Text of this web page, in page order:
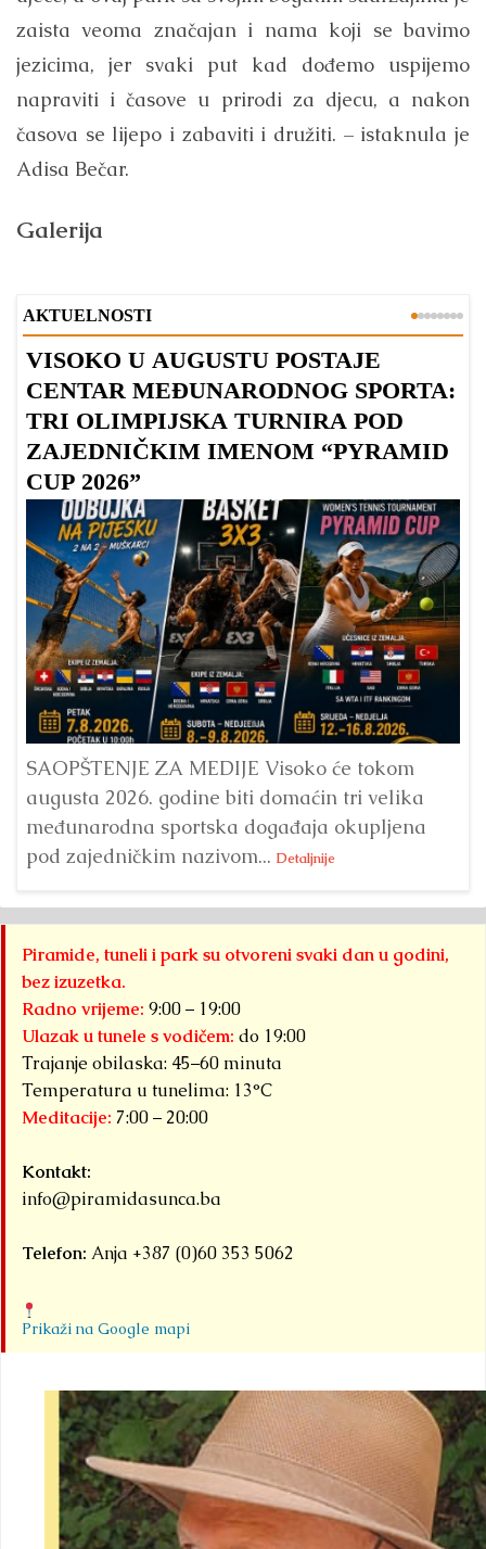
zaista veoma značajan i nama koji se bavimo
jezicima, jer svaki put kad dođemo uspijemo
napraviti i časove u prirodi za djecu, a nakon
časova se lijepo i zabaviti i družiti. – istaknula je
Adisa Bečar.
Galerija
AKTUELNOSTI
VISOKO U AUGUSTU POSTAJE
CENTAR MEĐUNARODNOG SPORTA:
TRI OLIMPIJSKA TURNIRA POD
ZAJEDNIČKIM IMENOM “PYRAMID
CUP 2026”
SAOPŠTENJE ZA MEDIJE Visoko će tokom
augusta 2026. godine biti domaćin tri velika
međunarodna sportska događaja okupljena
pod zajedničkim nazivom... Detaljnije
Piramide, tuneli i park su otvoreni svaki dan u godini,
bez izuzetka.
Radno vrijeme: 9:00 – 19:00
Ulazak u tunele s vodičem: do 19:00
Trajanje obilaska: 45–60 minuta
Temperatura u tunelima: 13°C
Meditacije: 7:00 – 20:00
Kontakt:
info@piramidasunca.ba
Telefon: Anja +387 (0)60 353 5062
Prikaži na Google mapi